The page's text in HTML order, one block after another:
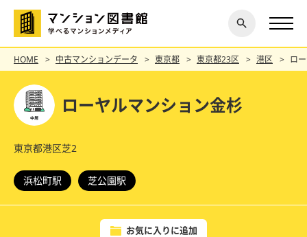
探す
閉じ
る
HOME 中古マンションデータ 東京都 東京都23区 港区 ロ
ローヤルマンション金杉
東京都港区芝2
浜松町駅 芝公園駅
お気に入りに追加